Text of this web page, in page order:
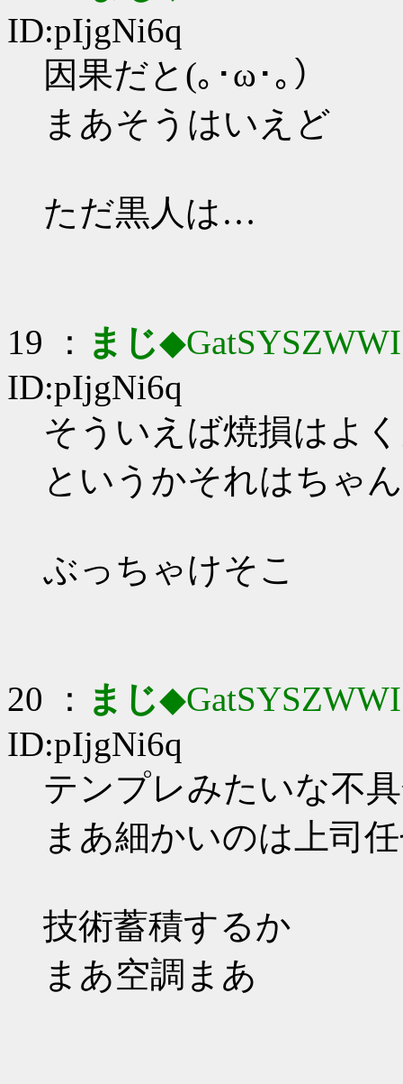
ID:pIjgNi6q
因果だと(｡･ω･｡）
まあそうはいえど
ただ黒人は…
19 ： まじ◆GatSYSZWWI
ID:pIjgNi6q
そういえば焼損はよ
というかそれはちゃ
ぶっちゃけそこ
20 ： まじ◆GatSYSZWWI
ID:pIjgNi6q
テンプレみたいな不
まあ細かいのは上司
技術蓄積するか
まあ空調まあ